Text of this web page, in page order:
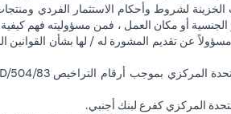
لشروط وأحكام الاستثمار الفردي
الجنسية أو مكان العمل ، فمن مسؤوليته فهم كيفية
عن تقديم المشورة له / لها بشأن القوانين
المركزي كفرع لبنك أجنبي.